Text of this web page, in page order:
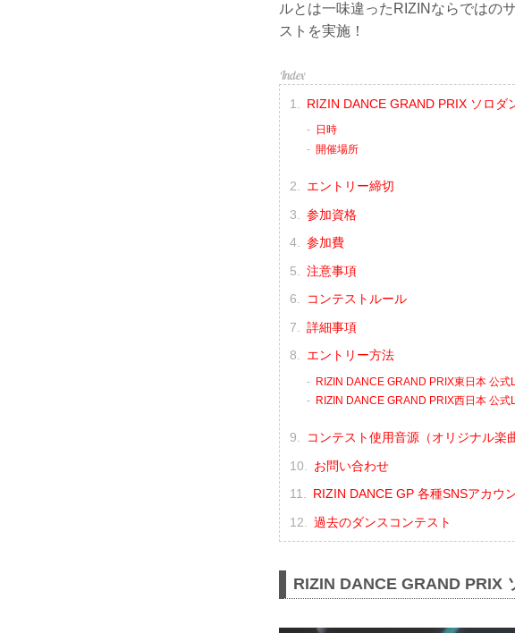
ルとは一味違ったRIZINならではの
ストを実施！
RIZIN DANCE GRAND PRIX ソロダ
日時
開催場所
エントリー締切
参加資格
参加費
注意事項
コンテストルール
詳細事項
エントリー方法
RIZIN DANCE GRAND PRIX東日本 公式
RIZIN DANCE GRAND PRIX西日本 公式
コンテスト使用音源（オリジナル楽
お問い合わせ
RIZIN DANCE GP 各種SNSアカウ
過去のダンスコンテスト
RIZIN DANCE GRAND PRIX